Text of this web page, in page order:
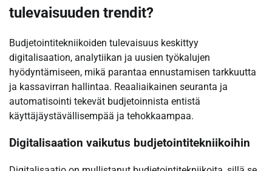
tulevaisuuden trendit?
Budjetointitekniikoiden tulevaisuus keskittyy
digitalisaation, analytiikan ja uusien työkalujen
hyödyntämiseen, mikä parantaa ennustamisen tarkkuutta
ja kassavirran hallintaa. Reaaliaikainen seuranta ja
automatisointi tekevät budjetoinnista entistä
käyttäjäystävällisempää ja tehokkaampaa.
Digitalisaation vaikutus budjetointitekniikoihin